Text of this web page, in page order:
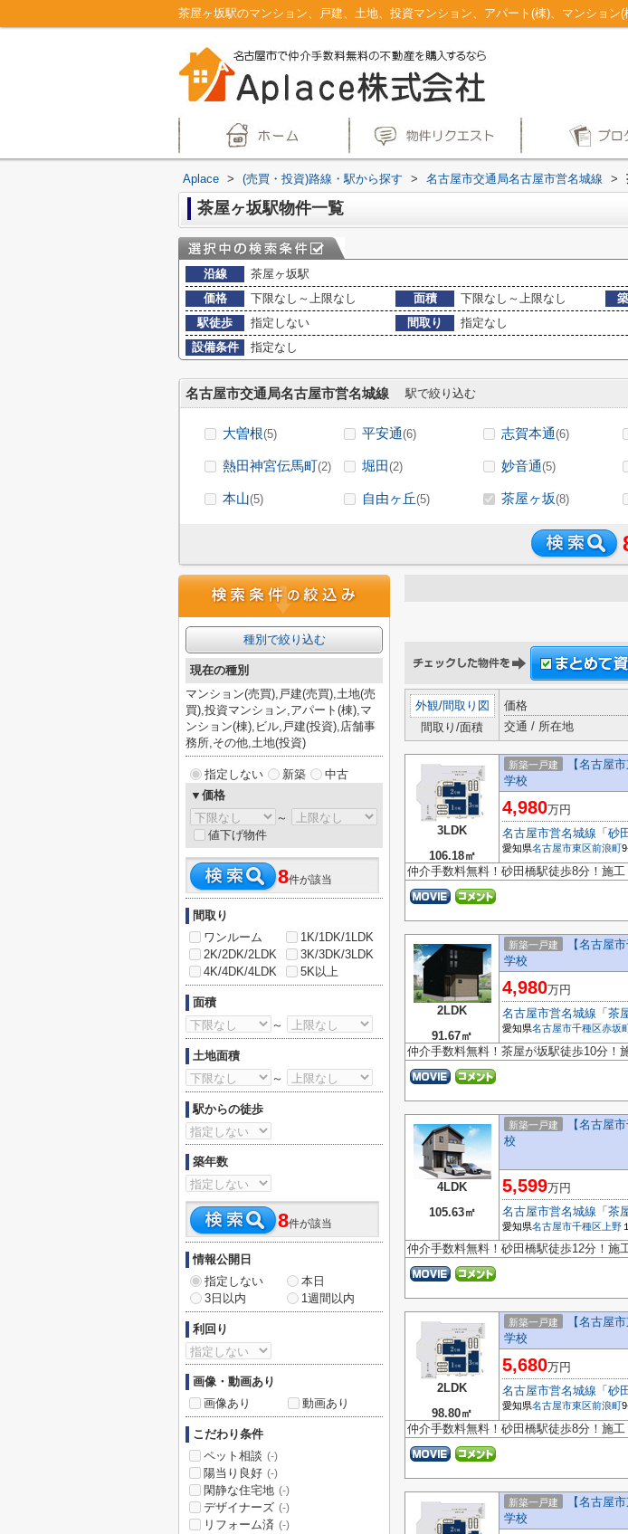
Aplace > (売買・投資)路線・駅から探す > 名古屋市交通局名古屋市営名城線 >
茶屋ヶ坂駅物件一覧
沿線
茶屋ヶ坂駅
価格
下限なし～上限なし 面積 下限なし～上限なし
駅徒歩
指定しない 間取り
指定なし
設備条件
指定なし
名古屋市交通局名古屋市営名城線 駅で絞り込む
大曽根(5) 平安通(6) 志賀本通(6)
熱田神宮伝馬町(2) 堀田(2) 妙音通(5)
本山(5) 自由ヶ丘(5) 茶屋ヶ坂(8)
外観/間取り図
間取り/面積
価格
交通 / 所在地
3LDK
106.18㎡
新築一戸建
【名古屋
学校
4,980万円
名古屋市営名城線 「 砂
愛知県名古屋市東区前浪町
仲介手数料無料！砂田橋駅徒歩8分！施
2LDK
91.67㎡
新築一戸建
【名古屋
学校
4,980万円
名古屋市営名城線 「 茶
愛知県名古屋市千種区赤坂
仲介手数料無料！茶屋が坂駅徒歩10分！
4LDK
105.63㎡
新築一戸建
【名古屋
校
5,599万円
名古屋市営名城線 「 茶
愛知県名古屋市千種区 上野
仲介手数料無料！砂田橋駅徒歩12分！施
2LDK
98.80㎡
新築一戸建
【名古屋
学校
5,680万円
名古屋市営名城線 「 砂
愛知県名古屋市東区前浪町
仲介手数料無料！砂田橋駅徒歩8分！施
新築一戸建
【名古屋
学校
種別で絞り込む
現在の種別
マンション(売買),戸建(売買),土地(売
買),投資マンション,アパート(棟),マ
ンション(棟),ビル,戸建(投資),店舗事
務所,その他,土地(投資)
指定しない 新築
中古
▼価格
～
値下げ物件
8件が該当
間取り
ワンルーム
1K/1DK/1LDK
2K/2DK/2LDK
3K/3DK/3LDK
4K/4DK/4LDK
5K以上
面積
～
土地面積
～
駅からの徒歩
築年数
8件が該当
情報公開日
指定しない
本日
3日以内
1週間以内
利回り
画像・動画あり
画像あり
動画あり
こだわり条件
ペット相談 (-)
陽当り良好 (-)
閑静な住宅地 (-)
デザイナーズ (-)
リフォーム済 (-)